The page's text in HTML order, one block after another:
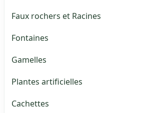
Faux rochers et Racines
Fontaines
Gamelles
Plantes artificielles
Cachettes